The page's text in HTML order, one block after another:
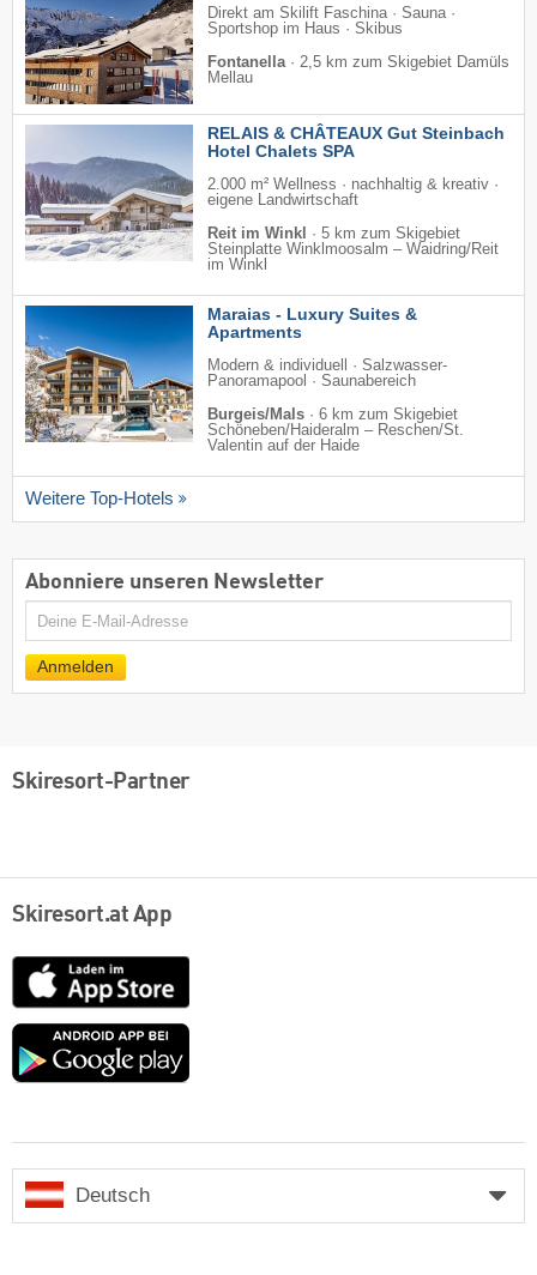
Direkt am Skilift Faschina · Sauna ·
Sportshop im Haus · Skibus
Fontanella · 2,5 km zum Skigebiet Damüls
Mellau
RELAIS & CHÂTEAUX Gut Steinbach
Hotel Chalets SPA
2.000 m² Wellness · nachhaltig & kreativ ·
eigene Landwirtschaft
Reit im Winkl
· 5 km zum Skigebiet
Steinplatte Winklmoosalm – Waidring/​Reit
im Winkl
Maraias - Luxury Suites &
Apartments
Modern & individuell · Salzwasser-
Panoramapool · Saunabereich
Burgeis/Mals · 6 km zum Skigebiet
Schöneben/​Haideralm – Reschen/​St.
Valentin auf der Haide
Weitere Top-Hotels
Abonniere unseren Newsletter
E-
Anmelden
Skiresort-Partner
Skiresort.at App
App
Store
Google
Deutsch